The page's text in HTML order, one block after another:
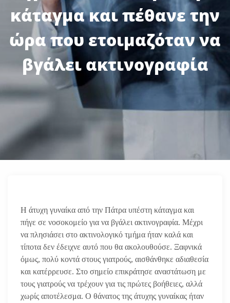
κάταγμα και πέθανε την
ώρα που ετοιμαζόταν να
βγάλει ακτινογραφία
Η άτυχη γυναίκα από την Πάτρα υπέστη κάταγμα και
πήγε σε νοσοκομείο για να βγάλει ακτινογραφία. Μέχρι
να πλησιάσει στο ακτινολογικό τμήμα ήταν καλά και
τίποτα δεν έδειχνε αυτό που θα ακολουθούσε. Ξαφνικά
όμως, πολύ κοντά στους γιατρούς, αισθάνθηκε αδιαθεσία
και κατέρρευσε. Στο σημείο επικράτησε αναστάτωση με
τους γιατρούς να τρέχουν για τις πρώτες βοήθειες, αλλά
χωρίς αποτέλεσμα. Ο θάνατος της άτυχης γυναίκας ήταν